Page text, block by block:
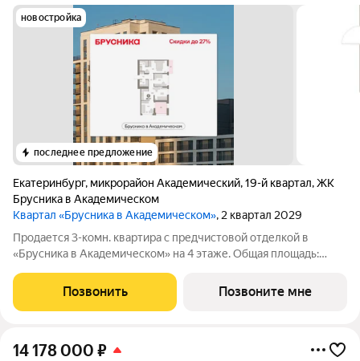
новостройка
последнее предложение
Екатеринбург, микрорайон Академический,19-й квартал,ЖК
Брусника в Академическом
Квартал «Брусника в Академическом», 2 квартал 2029
Продается 3-комн. квартира с предчистовой отделкой в
«Брусника в Академическом» на 4 этаже. Общая площадь:
и тремя спальнями в Бруснике в Академическом. Особенности
планировки: балкон, вид
Позвонить Позвоните мне
14 178 000 ₽